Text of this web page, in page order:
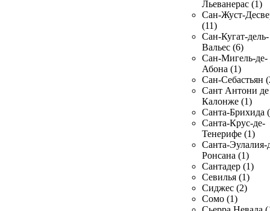
Льеванерас (1)
Сан-Жуст-
(11)
Сан-Кугат-дель-
Вальес (6)
Сан-Мигель-де-
Абона (1)
Сан-Себастьян
Сант Антони де
Калонже (1)
Санта-Брихида
Санта-Крус-де-
Тенерифе (1)
Санта-Эулалия-
Ронсана (1)
Сантадер (1)
Севилья (1)
Сиджес (2)
Сомо (1)